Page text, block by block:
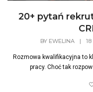
20+ pytań
BY EWELINA |
Rozmowa kwalifikacyjna to
pracy. Choć tak